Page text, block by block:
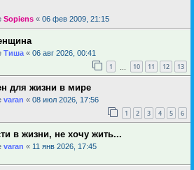
Sopiens « 06 фев 2009, 21:15
Тиша « 06 авг 2026, 00:41
1 10 11 12 13
для жизни в мире
varan « 08 июл 2026, 17:56
1 2 3 4 5 6
в жизни, не хочу жить...
varan « 11 янв 2026, 17:45